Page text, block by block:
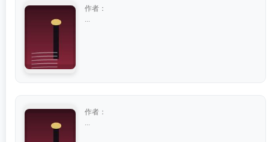
作者：
作者：